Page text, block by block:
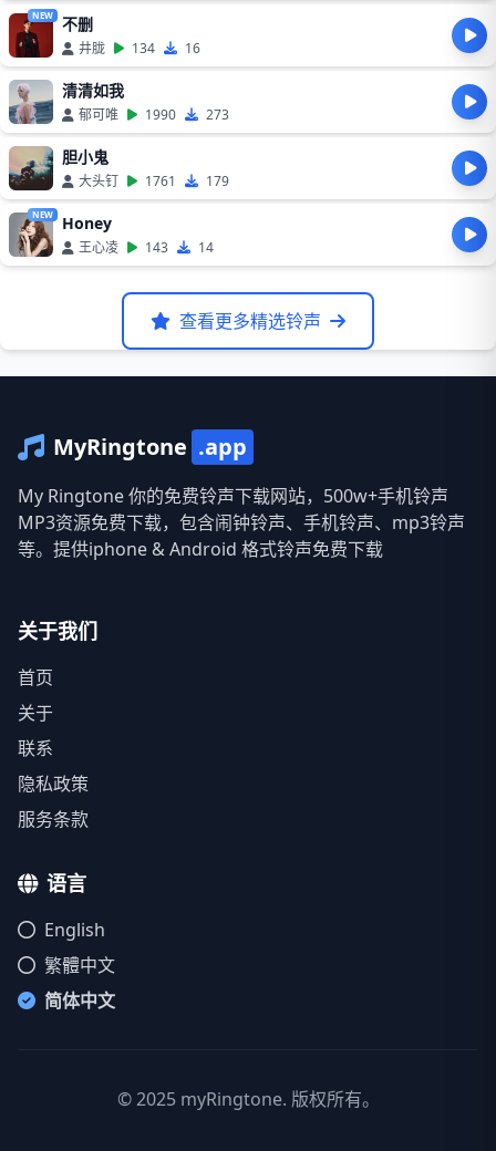
NEW 不删
井胧 134 16
清清如我
郁可唯 1990 273
胆小鬼
大头钉 1761 179
NEW Honey
王心凌 143 14
查看更多精选铃声
MyRingtone .app
My Ringtone 你的免费铃声下载网站，500w+手机铃声
MP3资源免费下载，包含闹钟铃声、手机铃声、mp3铃声
等。提供iphone & Android 格式铃声免费下载
关于我们
首页
关于
联系
隐私政策
服务条款
语言
English
繁體中文
简体中文
© 2025 myRingtone. 版权所有。